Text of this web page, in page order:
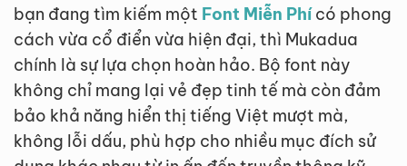
bạn đang tìm kiếm một Font Miễn Phícó phong
cách vừa cổ điển vừa hiện đại, thì Mukadua
chính là sự lựa chọn hoàn hảo. Bộ font này
không chỉ mang lại vẻ đẹp tinh tế mà còn đảm
bảo khả năng hiển thị tiếng Việt mượt mà,
không lỗi dấu, phù hợp cho nhiều mục đích sử